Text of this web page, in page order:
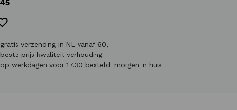
45
gratis verzending in NL vanaf 60,-
beste prijs kwaliteit verhouding
op werkdagen voor 17.30 besteld, morgen in huis